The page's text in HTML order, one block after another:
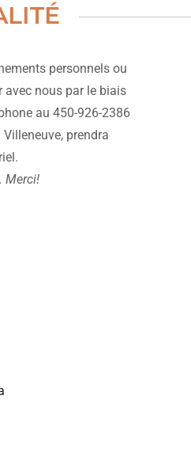
personnels ou
avec nous par le biais
au 450-926-2386
prendra
Merci!